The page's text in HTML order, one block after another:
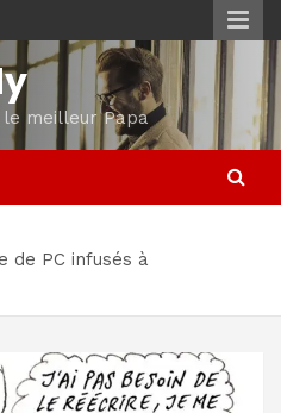
meilleur Papa
de PC infusés à